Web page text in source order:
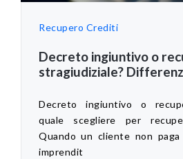
Recupero Crediti
Decreto ingiuntivo o
stragiudiziale?
Decreto ingiuntivo o
quale scegliere per
Quando un cliente non
imprendit